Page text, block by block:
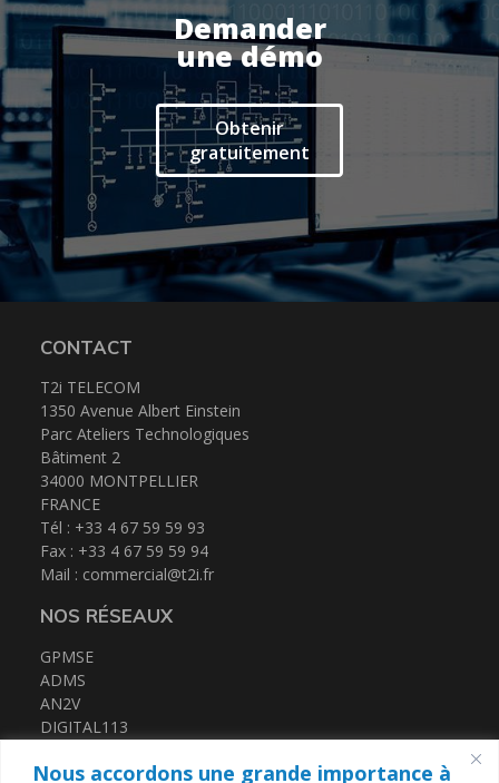
Nous accordons une grande importance à
Demander
une démo
Obtenir
gratuitement
CONTACT
T2i TELECOM
1350 Avenue Albert Einstein
Parc Ateliers Technologiques
Bâtiment 2
34000 MONTPELLIER
FRANCE
Tél : +33 4 67 59 59 93
Fax : +33 4 67 59 59 94
Mail : commercial@t2i.fr
NOS RÉSEAUX
GPMSE
ADMS
AN2V
DIGITAL113